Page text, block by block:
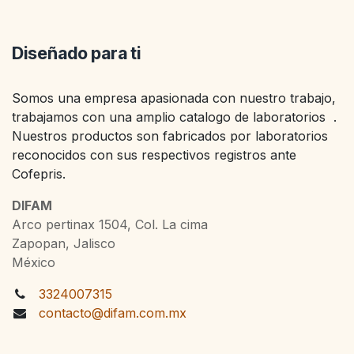
Diseñado para ti
Somos una empresa apasionada con nuestro trabajo,
trabajamos con una amplio catalogo de laboratorios .
Nuestros productos son fabricados por laboratorios
reconocidos con sus respectivos registros ante
Cofepris.
DIFAM
Arco pertinax 1504, Col. La cima
Zapopan, Jalisco
México
3324007315
contacto@difam.com.mx